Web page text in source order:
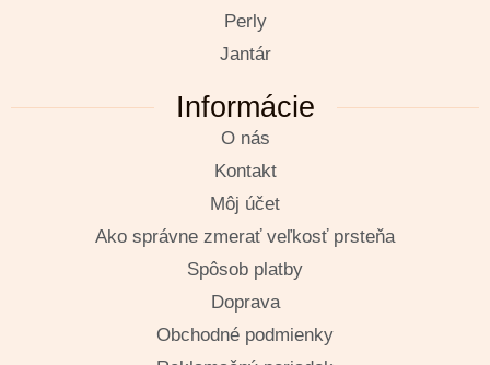
Perly
Jantár
Informácie
O nás
Kontakt
Môj účet
Ako správne zmerať veľkosť prsteňa
Spôsob platby
Doprava
Obchodné podmienky